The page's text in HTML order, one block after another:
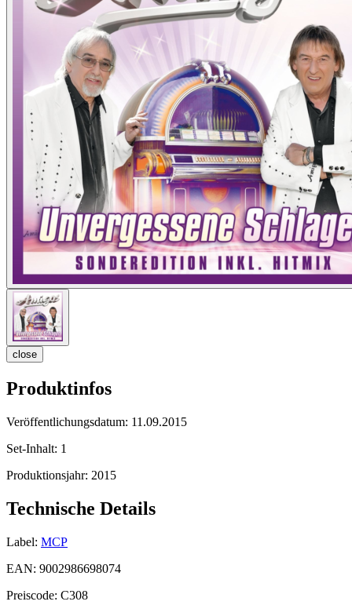
close
Produktinfos
Veröffentlichungsdatum: 11.09.2015
Set-Inhalt: 1
Produktionsjahr: 2015
Technische Details
Label: MCP
EAN: 9002986698074
Preiscode: C308